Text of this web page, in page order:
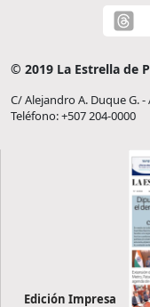
© 2019 La Estrella de
C/ Alejandro A. Duque G.
Teléfono: +507 204-0000
Edición Impresa